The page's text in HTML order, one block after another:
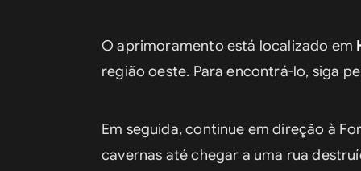
O aprimoramento está localizado em
região oeste. Para encontrá-lo, siga
Em seguida, continue em direção à
cavernas até chegar a uma rua